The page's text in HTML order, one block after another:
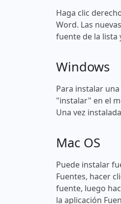
Haga clic
Word. Las
fuente de la lista
Windows
Para instalar
"instalar" en el
Una vez
Mac OS
Puede instalar
Fuentes, hacer
fuente, luego
la aplicación